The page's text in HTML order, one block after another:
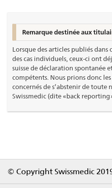
Remarque destinée aux
Lorsque des articles publiés
des cas individuels, ceux-ci ont
suisse de déclaration spontanée
compétents. Nous prions donc
concernés de s’abstenir de toute
Swissmedic (dite « back reporting
© Copyright Swissmedic